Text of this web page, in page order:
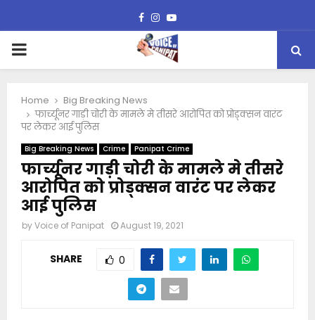
Facebook
Instagram
Youtube
PRIMARY
Home
Big Breaking News
फार्च्यूनर गाड़ी चोरी के मामले मे तीसरे आरोपित को प्रोड्क्सन वारंट
पर लेकर आई पुलिस
Big Breaking News Crime Panipat Crime
फार्च्यूनर गाड़ी चोरी के मामले मे तीसरे
आरोपित को प्रोड्क्सन वारंट पर लेकर
आई पुलिस
byVoice of Panipat August 19, 2021
SHARE 0